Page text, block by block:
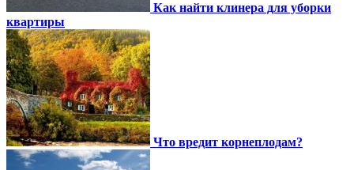
Как найти клинера для уборки
квартиры
Что вредит корнеплодам?